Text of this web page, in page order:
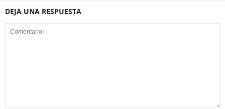
DEJA UNA RESPUESTA